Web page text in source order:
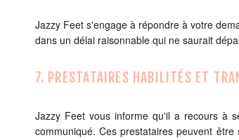
Jazzy Feet s'engage à répondre à votre
dans un délai raisonnable qui ne saurait
7. PRESTATAIRES HABILITÉS ET
Jazzy Feet vous informe qu'il a recours à
communiqué. Ces prestataires peuvent